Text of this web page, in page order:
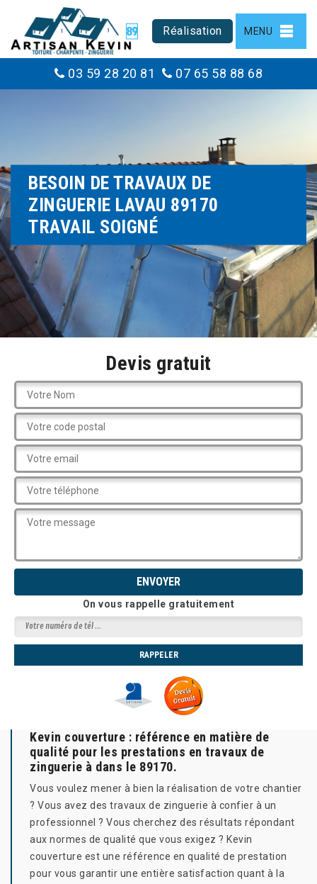
Réalisation MENU
03 59 28 20 81 07 65 58 88 68
BESOIN DE TRAVAUX DE
ZINGUERIE LAVAU 89170
TRAVAIL SOIGNÉ
Devis gratuit
On vous rappelle gratuitement
Kevin couverture : référence en matière de
qualité pour les prestations en travaux de
zinguerie à dans le 89170.
Vous voulez mener à bien la réalisation de votre chantier
? Vous avez des travaux de zinguerie à confier à un
professionnel ? Vous cherchez des résultats répondant
aux normes de qualité que vous exigez ? Kevin
couverture est une référence en qualité de prestation
pour vous garantir une entière satisfaction quant à la